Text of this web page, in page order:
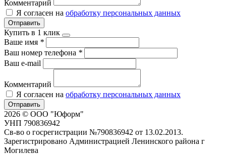
Комментарий
Я согласен на обработку персональных данных
Отправить
Купить в 1 клик
Ваше имя *
Ваш номер телефона *
Ваш e-mail
Комментарий
Я согласен на обработку персональных данных
Отправить
2026 © ООО "Юформ"
УНП 790836942
Св-во о госрегистрации №790836942 от 13.02.2013.
Зарегистрировано Администрацией Ленинского района г
Могилева